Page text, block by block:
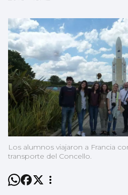
Los alumnos viajaron a Francia
transporte del Concello.